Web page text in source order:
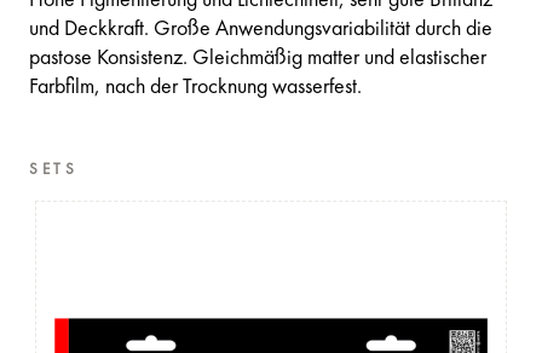
und Deckkraft. Große Anwendungsvariabilität durch die
pastose Konsistenz. Gleichmäßig matter und elastischer
Farbfilm, nach der Trocknung wasserfest.
SETS